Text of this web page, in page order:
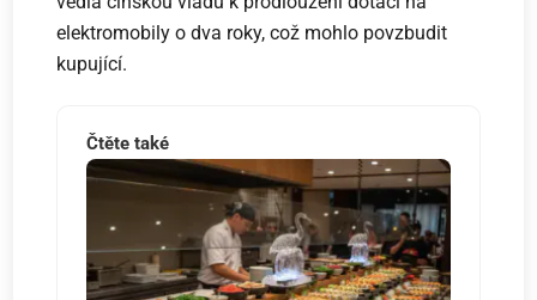
elektromobily o dva roky, což mohlo povzbudit
kupující.
Čtěte také